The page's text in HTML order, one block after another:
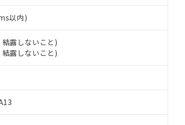
以内)
露しないこと)
露しないこと)